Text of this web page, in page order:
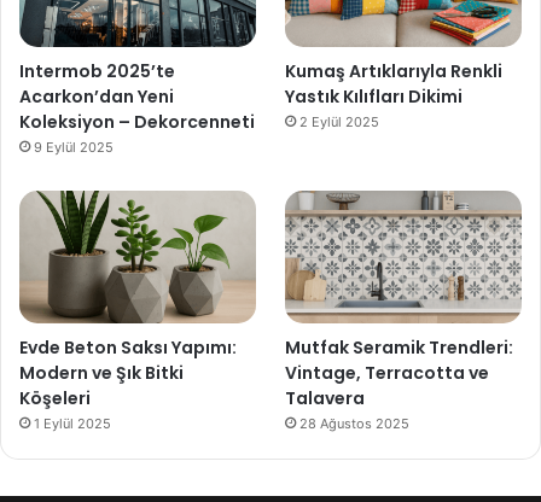
Intermob 2025’te
Acarkon’dan Yeni
Koleksiyon – Dekorcenneti
9 Eylül 2025
Kumaş Artıklarıyla Renkli
Yastık Kılıfları Dikimi
2 Eylül 2025
Evde Beton Saksı Yapımı:
Modern ve Şık Bitki
Köşeleri
1 Eylül 2025
Mutfak Seramik Trendleri:
Vintage, Terracotta ve
Talavera
28 Ağustos 2025